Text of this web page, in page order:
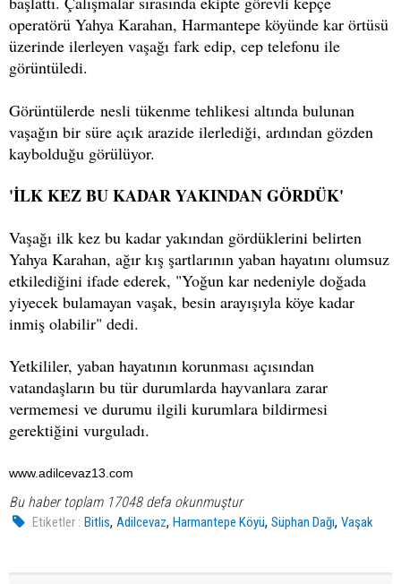
operatörü Yahya Karahan, Harmantepe köyünde kar örtüsü
üzerinde ilerleyen vaşağı fark edip, cep telefonu ile
görüntüledi.
Görüntülerde nesli tükenme tehlikesi altında bulunan
vaşağın bir süre açık arazide ilerlediği, ardından gözden
kaybolduğu görülüyor.
'İLK KEZ BU KADAR YAKINDAN GÖRDÜK'
Vaşağı ilk kez bu kadar yakından gördüklerini belirten
Yahya Karahan, ağır kış şartlarının yaban hayatını olumsuz
etkilediğini ifade ederek, "Yoğun kar nedeniyle doğada
yiyecek bulamayan vaşak, besin arayışıyla köye kadar
inmiş olabilir" dedi.
Yetkililer, yaban hayatının korunması açısından
vatandaşların bu tür durumlarda hayvanlara zarar
vermemesi ve durumu ilgili kurumlara bildirmesi
gerektiğini vurguladı.
www.adilcevaz13.com
Bu haber toplam 17048 defa okunmuştur
Etiketler : Bitlis,Adilcevaz,Harmantepe Köyü,Süphan Dağı,Vaşak